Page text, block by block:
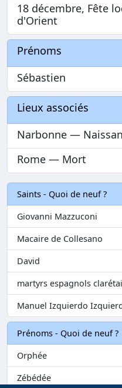
18 décembre, Fête
d'Orient
Prénoms
Sébastien
Lieux associés
Narbonne —
Rome — Mort
Saints - Quoi de neuf ?
Giovanni Mazzuconi
Macaire de Collesano
David
martyrs espagnols
Manuel Izquierdo
Prénoms - Quoi de neuf ?
Orphée
Zébédée